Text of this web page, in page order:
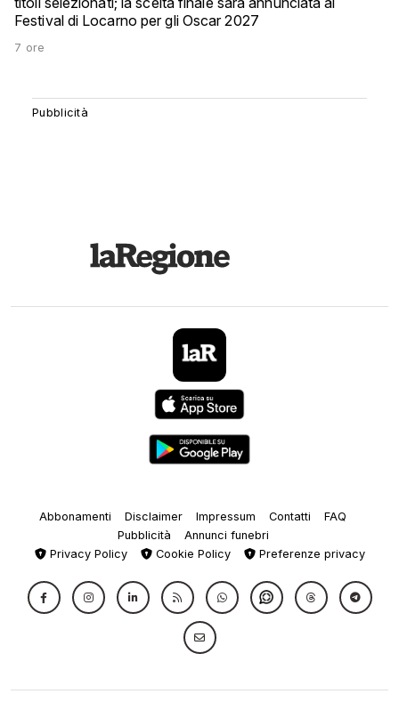
Festival di Locarno per gli Oscar 2027
7 ore
Abbonamenti Disclaimer Impressum Contatti
FAQ
Pubblicità
Annunci funebri
Privacy Policy
Cookie Policy Preferenze privacy